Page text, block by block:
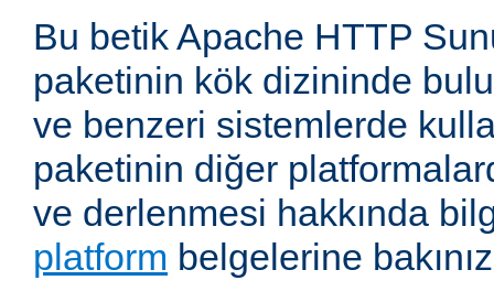
Bu betik Apache HTTP
paketinin kök dizininde
ve benzeri sistemlerde
paketinin diğer
ve derlenmesi hakkında
platform belgelerine